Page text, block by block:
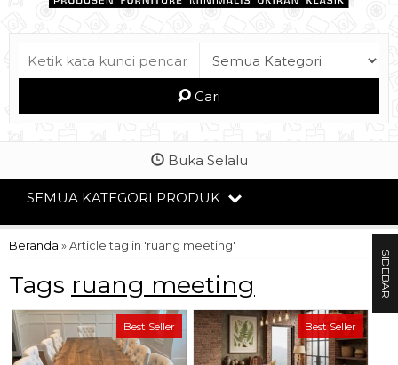
Cari
Buka Selalu
SEMUA KATEGORI PRODUK
Beranda » Article tag in 'ruang meeting'
Tags ruang meeting
Best Seller Best Seller
SIDEBAR